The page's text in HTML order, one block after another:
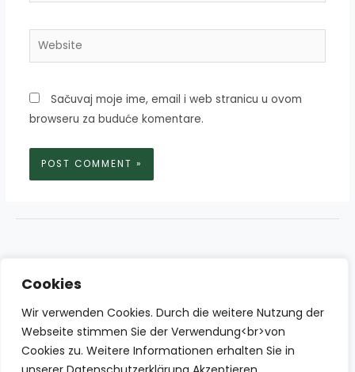
Cookies
Wir verwenden Cookies. Durch die weitere Nutzung der
Webseite stimmen Sie der Verwendung<br>von
Cookies zu. Weitere Informationen erhalten Sie in
Website
Sačuvaj moje ime, email i web stranicu u ovom
browseru za buduće komentare.